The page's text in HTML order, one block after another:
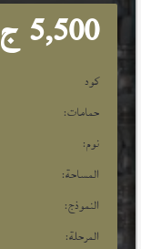
5,500 ج
كود
حمامات:
نوم:
المساحة:
النموذج:
المرحلة: